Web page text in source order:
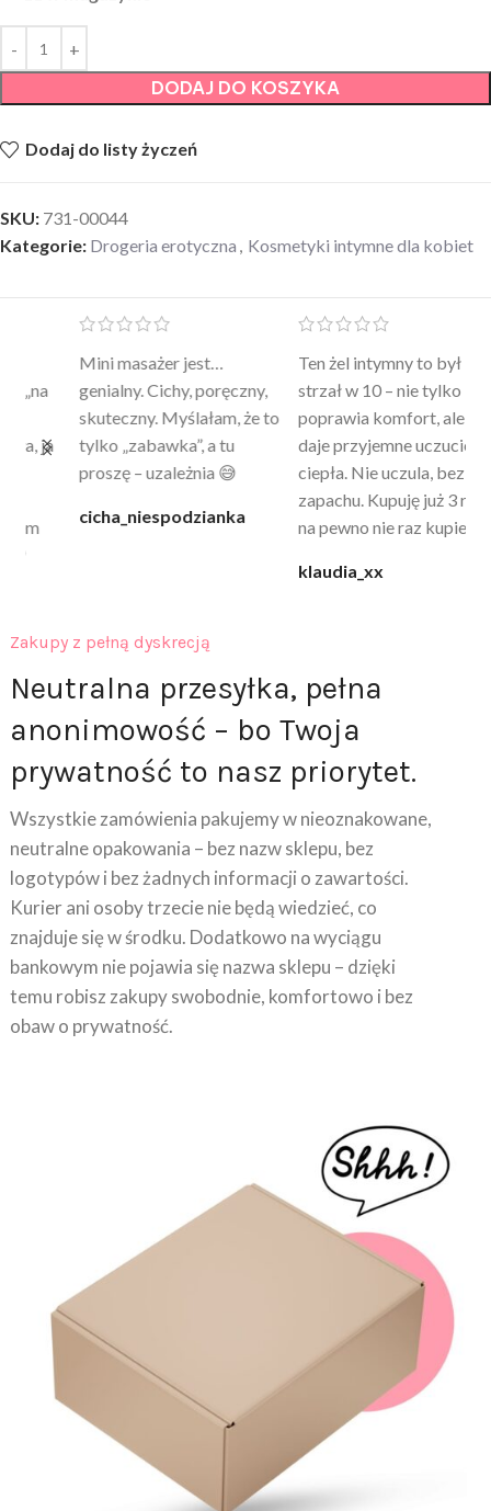
DODAJ DO KOSZYKA
Dodaj do listy życzeń
SKU: 731-00044
Kategorie: Drogeria erotyczna , Kosmetyki intymne dla kobiet
Mini masażer jest…
genialny. Cichy, poręczny,
skuteczny. Myślałam, że to
tylko „zabawka”, a tu
proszę – uzależnia 😅
cicha_niespodzianka
Ten żel intymny to był
strzał w 10 – nie tylko
poprawia komfort, ale też
daje przyjemne uczucie
ciepła. Nie uczula, bez
zapachu. Kupuję już 3 raz i
na pewno nie raz kupie
klaudia_xx
Zakupy z pełną dyskrecją
Neutralna przesyłka, pełna
anonimowość – bo Twoja
prywatność to nasz priorytet.
Wszystkie zamówienia pakujemy w nieoznakowane,
neutralne opakowania – bez nazw sklepu, bez
logotypów i bez żadnych informacji o zawartości.
Kurier ani osoby trzecie nie będą wiedzieć, co
znajduje się w środku. Dodatkowo na wyciągu
bankowym nie pojawia się nazwa sklepu – dzięki
temu robisz zakupy swobodnie, komfortowo i bez
obaw o prywatność.